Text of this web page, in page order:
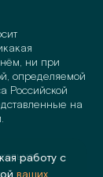
ни при
определяемой
Российской
на
работу с
ваших